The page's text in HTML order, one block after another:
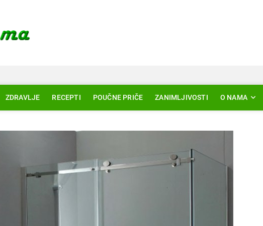
ZDRAVLJE RECEPTI POUČNE PRIČE ZANIMLJIVOSTI O NAMA